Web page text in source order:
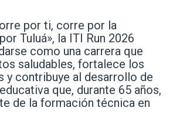
por ti, corre por la
Tuluá», la ITI Run 2026
como una carrera que
saludables, fortalece los
y contribuye al desarrollo de
que, durante 65 años,
de la formación técnica en